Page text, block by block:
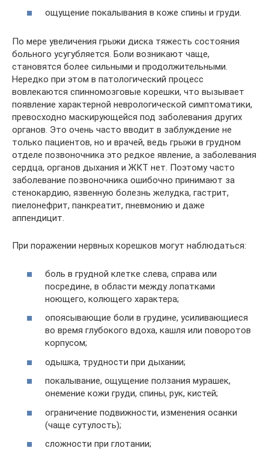
ощущение покалывания в коже спины и груди.
По мере увеличения грыжи диска тяжесть состояния
больного усугубляется. Боли возникают чаще,
становятся более сильными и продолжительными.
Нередко при этом в патологический процесс
вовлекаются спинномозговые корешки, что вызывает
появление характерной неврологической симптоматики,
превосходно маскирующейся под заболевания других
органов. Это очень часто вводит в заблуждение не
только пациентов, но и врачей, ведь грыжи в грудном
отделе позвоночника это редкое явление, а заболевания
сердца, органов дыхания и ЖКТ нет. Поэтому часто
заболевание позвоночника ошибочно принимают за
стенокардию, язвенную болезнь желудка, гастрит,
пиелонефрит, панкреатит, пневмонию и даже
аппендицит.
При поражении нервных корешков могут наблюдаться:
боль в грудной клетке слева, справа или
посредине, в области между лопатками
ноющего, колющего характера;
опоясывающие боли в грудине, усиливающиеся
во время глубокого вдоха, кашля или поворотов
корпусом;
одышка, трудности при дыхании;
покалывание, ощущение ползания мурашек,
онемение кожи груди, спины, рук, кистей;
ограничение подвижности, изменения осанки
(чаще сутулость);
сложности при глотании;